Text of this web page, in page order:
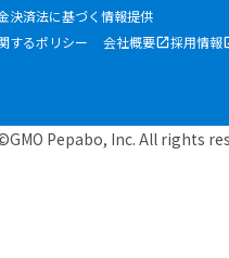
決済法に基づく情報提供
するポリシー
会社概要 採用情報
Pepabo, Inc. All rights